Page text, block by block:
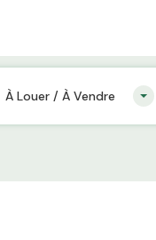
À Louer / À Vendre